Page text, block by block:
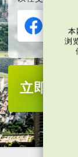
立即注册
本
浏